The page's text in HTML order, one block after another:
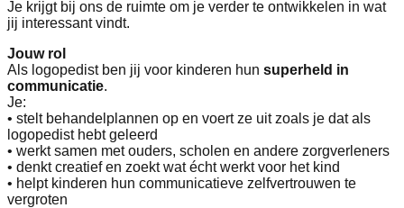
Je krijgt bij ons de ruimte om je verder te ontwikkelen in wat
jij interessant vindt.
Jouw rol
Als logopedist ben jij voor kinderen hun superheld in
communicatie.
Je:
• stelt behandelplannen op en voert ze uit zoals je dat als
logopedist hebt geleerd
• werkt samen met ouders, scholen en andere zorgverleners
• denkt creatief en zoekt wat écht werkt voor het kind
• helpt kinderen hun communicatieve zelfvertrouwen te
vergroten